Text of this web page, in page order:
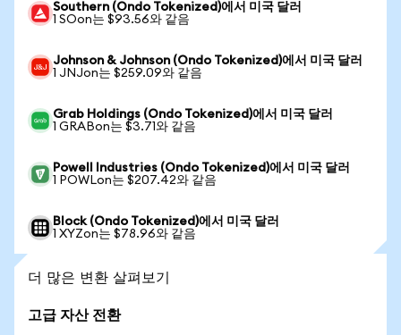
Southern (Ondo Tokenized)에서 미국 달러
1 SOon는 $93.56와 같음
Johnson & Johnson (Ondo Tokenized)에서 미국 달러
1 JNJon는 $259.09와 같음
Grab Holdings (Ondo Tokenized)에서 미국 달러
1 GRABon는 $3.71와 같음
Powell Industries (Ondo Tokenized)에서 미국 달러
1 POWLon는 $207.42와 같음
Block (Ondo Tokenized)에서 미국 달러
1 XYZon는 $78.96와 같음
더 많은 변환 살펴보기
고급 자산 전환